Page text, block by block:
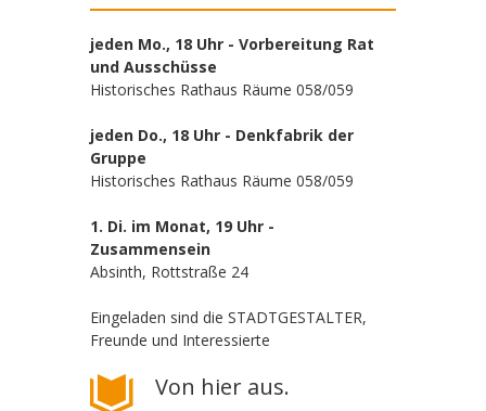
jeden Mo., 18 Uhr - Vorbereitung Rat
und Ausschüsse
Historisches Rathaus Räume 058/059
jeden Do., 18 Uhr - Denkfabrik der
Gruppe
Historisches Rathaus Räume 058/059
1. Di. im Monat, 19 Uhr -
Zusammensein
Absinth, Rottstraße 24
Eingeladen sind die STADTGESTALTER,
Freunde und Interessierte
Von hier aus.